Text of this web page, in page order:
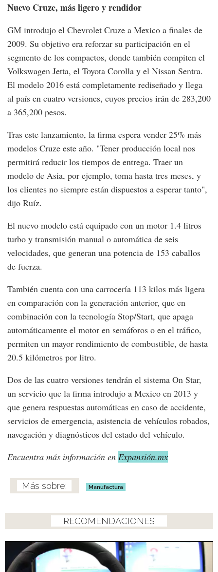
Nuevo Cruze, más ligero y rendidor
GM introdujo el Chevrolet Cruze a Mexico a finales de
2009. Su objetivo era reforzar su participación en el
segmento de los compactos, donde también compiten el
Volkswagen Jetta, el Toyota Corolla y el Nissan Sentra.
El modelo 2016 está completamente rediseñado y llega
al país en cuatro versiones, cuyos precios irán de 283,200
a 365,200 pesos.
Tras este lanzamiento, la firma espera vender 25% más
modelos Cruze este año. "Tener producción local nos
permitirá reducir los tiempos de entrega. Traer un
modelo de Asia, por ejemplo, toma hasta tres meses, y
los clientes no siempre están dispuestos a esperar tanto",
dijo Ruíz.
El nuevo modelo está equipado con un motor 1.4 litros
turbo y transmisión manual o automática de seis
velocidades, que generan una potencia de 153 caballos
de fuerza.
También cuenta con una carrocería 113 kilos más ligera
en comparación con la generación anterior, que en
combinación con la tecnología Stop/Start, que apaga
automáticamente el motor en semáforos o en el tráfico,
permiten un mayor rendimiento de combustible, de hasta
20.5 kilómetros por litro.
Dos de las cuatro versiones tendrán el sistema On Star,
un servicio que la firma introdujo a Mexico en 2013 y
que genera respuestas automáticas en caso de accidente,
servicios de emergencia, asistencia de vehículos robados,
navegación y diagnósticos del estado del vehículo.
Encuentra más información en Expansión.mx
Manufactura
RECOMENDACIONES